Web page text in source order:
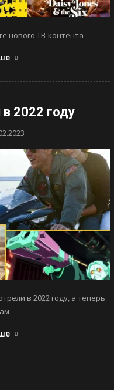
нового ТВ-контента
2022 году
в 2022 году, а теперь